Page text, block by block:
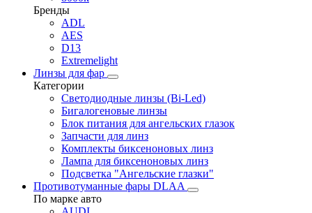
Бренды
ADL
AES
D13
Extremelight
Линзы для фар
Категории
Светодиодные линзы (Bi-Led)
Бигалогеновые линзы
Блок питания для ангельских глазок
Запчасти для линз
Комплекты биксеноновых линз
Лампа для биксеноновых линз
Подсветка "Ангельские глазки"
Противотуманные фары DLAA
По марке авто